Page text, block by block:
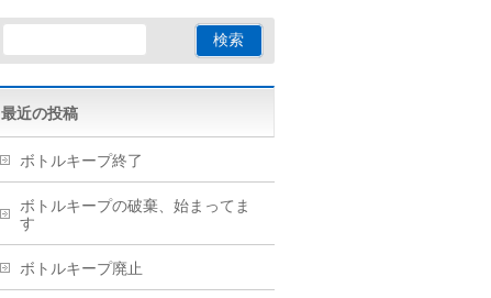
最近の投稿
ボトルキープ終了
ボトルキープの破棄、始まってま
す
ボトルキープ廃止